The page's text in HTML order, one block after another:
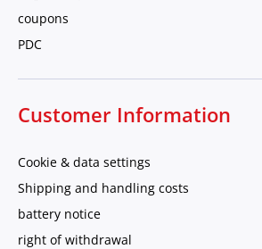
coupons
PDC
Customer Information
Cookie & data settings
Shipping and handling costs
battery notice
right of withdrawal